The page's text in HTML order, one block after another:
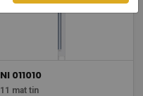
NI 011010
11 mat tin